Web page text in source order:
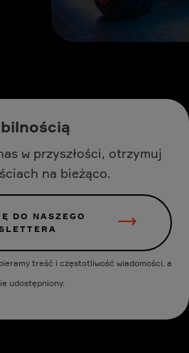
w przyszłości, otrzymuj
na bieżąco.
DO NASZEGO
treść i częstotliwość wiadomości, a
udostępniony.